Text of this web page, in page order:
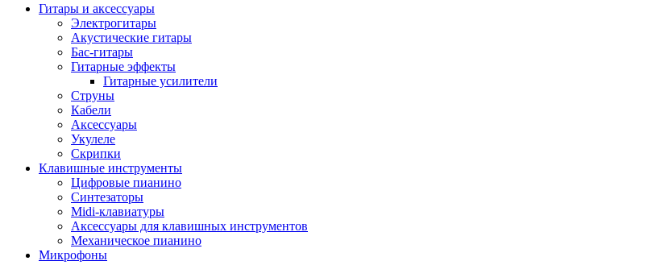
Гитары и аксессуары
Электрогитары
Акустические гитары
Бас-гитары
Гитарные эффекты
Гитарные усилители
Струны
Кабели
Аксессуары
Укулеле
Скрипки
Клавишные инструменты
Цифровые пианино
Синтезаторы
Midi-клавиатуры
Аксессуары для клавишных инструментов
Механическое пианино
Микрофоны